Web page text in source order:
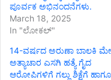
ಪೂರ್ವಕ ಅಭಿನಂದನೆಗಳು.
March 18, 2025
In "ಲೋಕಲ್"
14-ವರ್ಷದ ಅರುಣಾ ಬಾಲಕಿ
ಅತ್ಯಾಚಾರ ಎಸಗಿ ಹತ್ಯೆ ಗೈದ
ಆರೋಪಿಗಳಿಗೆ ಗಲ್ಲು ಶಿಕ್ಷೆಗೆ ಹಾಗೂ